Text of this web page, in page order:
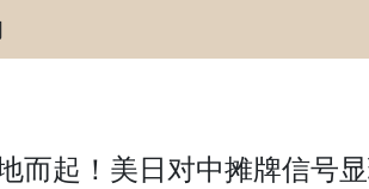
而起！美日对中摊牌信号